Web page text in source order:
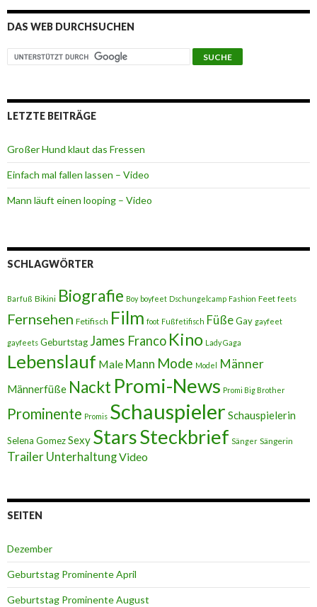
DAS WEB DURCHSUCHEN
LETZTE BEITRÄGE
Großer Hund klaut das Fressen
Einfach mal fallen lassen – Video
Mann läuft einen looping – Video
SCHLAGWÖRTER
Barfuß Bikini Biografie Boy boyfeet Dschungelcamp Fashion Feet feets
Fernsehen Fetifisch Film foot Fußfetifisch FüßeGay gayfeet
gayfeets Geburtstag James Franco Kino Lady Gaga
Lebenslauf Male Mann Mode Model Männer
Männerfüße Nackt Promi-News Promi Big Brother
Prominente Promis Schauspieler Schauspielerin
Selena GomezSexy StarsSteckbrief Sänger Sängerin
Trailer UnterhaltungVideo
SEITEN
Dezember
Geburtstag Prominente April
Geburtstag Prominente August